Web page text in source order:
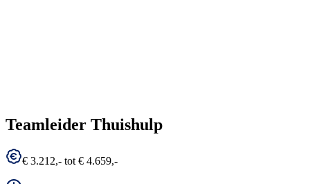
Teamleider Thuishulp
€ 3.212,- tot € 4.659,-